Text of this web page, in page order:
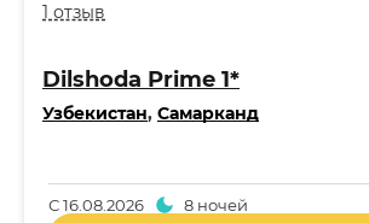
1 отзыв
Dilshoda Prime 1*
Узбекистан, Самарканд
С16.08.2026 8 ночей